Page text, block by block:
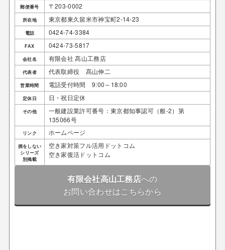
郵便番号 〒203-0002
所在地 東京都東久留米市神宝町2-14-23
電話 0424-74-3384
FAX 0424-73-5817
会社名 有限会社 髙山工務店
代表者 代表取締役 髙山伸二
営業時間 電話受付時間 9:00～18:00
定休日 日・祝日定休
その他
一般建設業許可番号：東京都知事認可（般-2）第
135066号
リンク ホームページ
損をしない
シリーズ
別掲載
空き家対策フル活用ドットコム
空き家復活ドットコム
有限会社高山工務店への
お問い合わせはこちらから